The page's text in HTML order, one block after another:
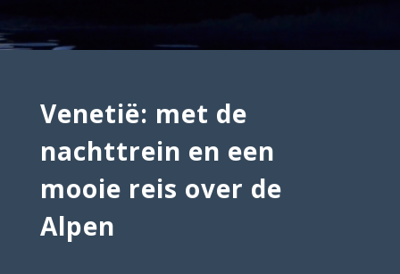
Venetië: met de
nachttrein en een
mooie reis over de
Alpen